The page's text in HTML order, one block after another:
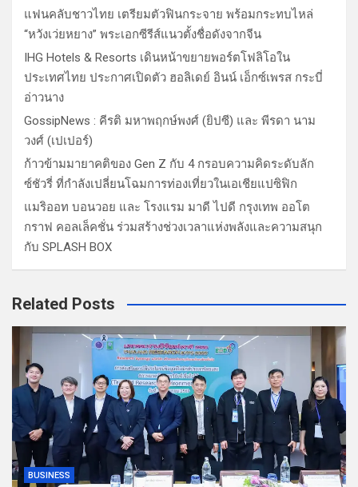
แฟนคลับชาวไทย เตรียมตัวฟินกระจาย พร้อมกระทบไหล่
“หวังเว่ยหยาง” พระเอกซีรีส์แนวตั้งชื่อดังจากจีน
IHG Hotels & Resorts เดินหน้าขยายพอร์ตโฟลิโอใน
ประเทศไทย ประกาศเปิดตัว ฮอลิเดย์ อินน์ เอ็กซ์เพรส กระบี่
อ่าวนาง
GossipNews : คีรติ มหาพฤกษ์พงศ์ (ยิปซี) และ พีรดา นาม
วงศ์ (เปเปอร์)
ก้าวข้ามมายาคติของ Gen Z กับ 4 กรอบความคิดระดับลัก
ซ์ชัวรี่ ที่กำลังเปลี่ยนโฉมการท่องเที่ยวในเอเชียแปซิฟิก
แมริออท บอนวอย และ โรงแรม มาดี ไปดี กรุงเทพ ออโต
กราฟ คอลเล็คชั่น ร่วมสร้างช่วงเวลาแห่งพลังและความสนุก
กับ SPLASH BOX
Related Posts
BUSINESS